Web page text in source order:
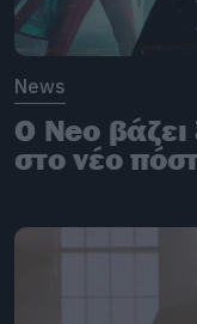
News
Ο Neo βάζει
στο νέο